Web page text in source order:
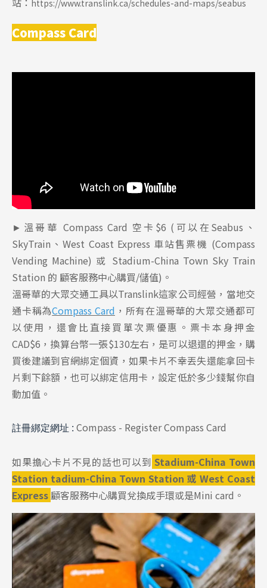
https://www.translink.ca/schedules-and-maps/seabus
Compass Card
►溫哥華 Compass Card 空卡$6 (可以在Seabus、
SkyTrain、West Coast Express 車站售票機 (Compass
Vending Machine) 或 Stadium-China Town Sky Train
Station 的 顧客服務中心購買/儲值)。
溫哥華的大眾交通工具以Translink這家公司經營，當地交
通卡稱為Compass Card ，所有在溫哥華的大眾交通都可
以使用，還會比直接買單次票優惠。票卡本身押金
CAD$6，換算台幣一張$130左右，是可以退還的押金，購
買後建議到官網綁定個資，如果卡片不幸丟失還能拿回卡
片剩下餘額，也可以綁定信用卡，設定低於多少錢幫你自
動加值。
註冊綁定網址 : Compass - Register Compass Card
如果擔心卡片不見的話也可以到 Stadium-China Town
Station tadium-China Town Station 或 West Coast
Express 顧客服務中心購買兌換成手環或是Mini card。